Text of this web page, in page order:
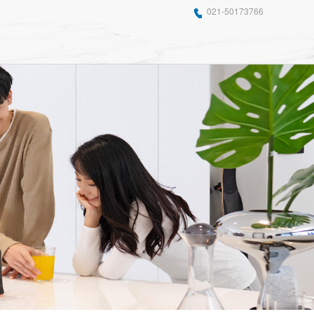
021-50173766